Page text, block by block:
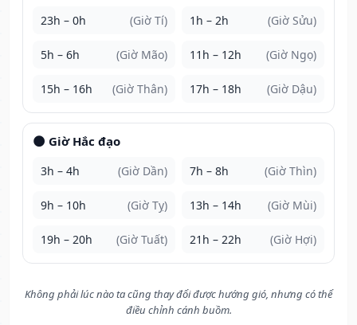
23h – 0h (Giờ Tí) 1h – 2h (Giờ Sửu)
5h – 6h (Giờ Mão) 11h – 12h (Giờ Ngọ)
15h – 16h (Giờ Thân) 17h – 18h (Giờ Dậu)
🌑 Giờ Hắc đạo
3h – 4h (Giờ Dần) 7h – 8h (Giờ Thìn)
9h – 10h (Giờ Tỵ) 13h – 14h (Giờ Mùi)
19h – 20h (Giờ Tuất) 21h – 22h (Giờ Hợi)
Không phải lúc nào ta cũng thay đổi được hướng gió, nhưng có thể
điều chỉnh cánh buồm.